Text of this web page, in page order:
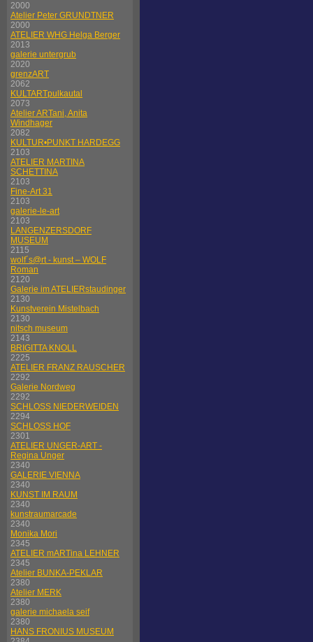
2000
Atelier Peter GRUNDTNER
2000
ATELIER WHG Helga Berger
2013
galerie untergrub
2020
grenzART
2062
KULTARTpulkautal
2073
Atelier ARTani, Anita
Windhager
2082
KULTUR•PUNKT HARDEGG
2103
ATELIER MARTINA
SCHETTINA
2103
Fine-Art 31
2103
galerie-le-art
2103
LANGENZERSDORF
MUSEUM
2115
wolf´s@rt - kunst – WOLF
Roman
2120
Galerie im ATELIERstaudinger
2130
Kunstverein Mistelbach
2130
nitsch museum
2143
BRIGITTA KNOLL
2225
ATELIER FRANZ RAUSCHER
2292
Galerie Nordweg
2292
SCHLOSS NIEDERWEIDEN
2294
SCHLOSS HOF
2301
ATELIER UNGER-ART -
Regina Unger
2340
GALERIE VIENNA
2340
KUNST IM RAUM
2340
kunstraumarcade
2340
Monika Mori
2345
ATELIER mARTina LEHNER
2345
Atelier BUNKA-PEKLAR
2380
Atelier MERK
2380
galerie michaela seif
2380
HANS FRONIUS MUSEUM